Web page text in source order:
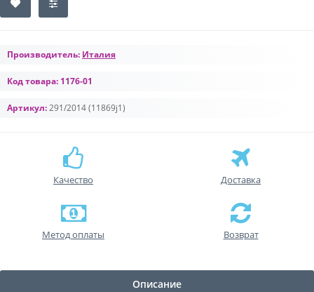
Производитель: Италия
Код товара: 1176-01
Артикул:291/2014 (11869j1)
Качество Доставка
Метод оплаты Возврат
Описание